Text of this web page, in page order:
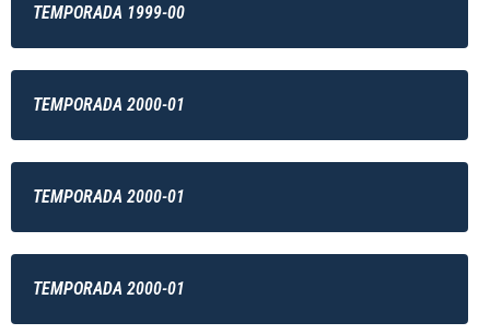
TEMPORADA 1999-00
TEMPORADA 2000-01
TEMPORADA 2000-01
TEMPORADA 2000-01